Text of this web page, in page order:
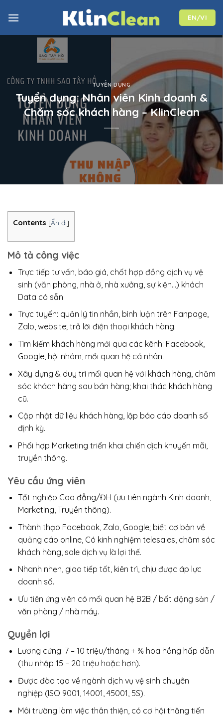
EN/VI
TUYỂN DỤNG
Tuyển dụng: Nhân viên Kinh doanh &
Chăm sóc khách hàng – KlinClean
Contents [Ẩn đi]
Mô tả công việc
Trực tiếp tư vấn, báo giá, chốt hợp đồng dịch vụ vệ
sinh (văn phòng, nhà ở, nhà xưởng, sự kiện…) khách
Data có sẵn
Trực tuyến: quản lý tin nhắn, bình luận trên Fanpage,
Zalo, website; trả lời điện thoại khách hàng.
Tìm kiếm khách hàng mới qua các kênh: Facebook,
Google, hội nhóm, mối quan hệ cá nhân.
Xây dựng & duy trì mối quan hệ với khách hàng, chăm
sóc khách hàng sau bán hàng; khai thác khách hàng
cũ.
Cập nhật dữ liệu khách hàng, lập báo cáo doanh số
định kỳ.
Phối hợp Marketing triển khai chiến dịch khuyến mãi,
truyền thông.
Yêu cầu ứng viên
Tốt nghiệp Cao đẳng/ĐH (ưu tiên ngành Kinh doanh,
Marketing, Truyền thông).
Thành thạo Facebook, Zalo, Google; biết cơ bản về
quảng cáo online, Có kinh nghiệm telesales, chăm sóc
khách hàng, sale dịch vụ là lợi thế.
Nhanh nhẹn, giao tiếp tốt, kiên trì, chịu được áp lực
doanh số.
Ưu tiên ứng viên có mối quan hệ B2B / bất động sản /
văn phòng / nhà máy.
Quyền lợi
Lương cứng: 7 – 10 triệu/tháng + % hoa hồng hấp dẫn
(thu nhập 15 – 20 triệu hoặc hơn).
Được đào tạo về ngành dịch vụ vệ sinh chuyên
nghiệp (ISO 9001, 14001, 45001, 5S).
Môi trường làm việc thân thiện, có cơ hội thăng tiến